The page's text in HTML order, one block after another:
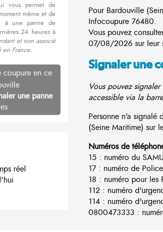
vous permet de
même et de
à une panne de
24 heures à
et non associé
France.
coupure en ce
une panne
réel
Pour Bardouville
Infocoupure 76480.
Vous pouvez
07/08/2026 sur leur
Signaler une
Vous pouvez
accessible via la
Personne n'a
(Seine Maritime) sur
Numéros de
15 : numéro du
17 : numéro de
18 : numéro pour les
112 : numéro
114 : numéro
0800473333 :